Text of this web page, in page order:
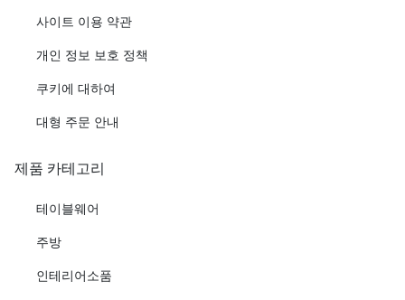
사이트 이용 약관
개인 정보 보호 정책
쿠키에 대하여
대형 주문 안내
제품 카테고리
테이블웨어
주방
인테리어소품